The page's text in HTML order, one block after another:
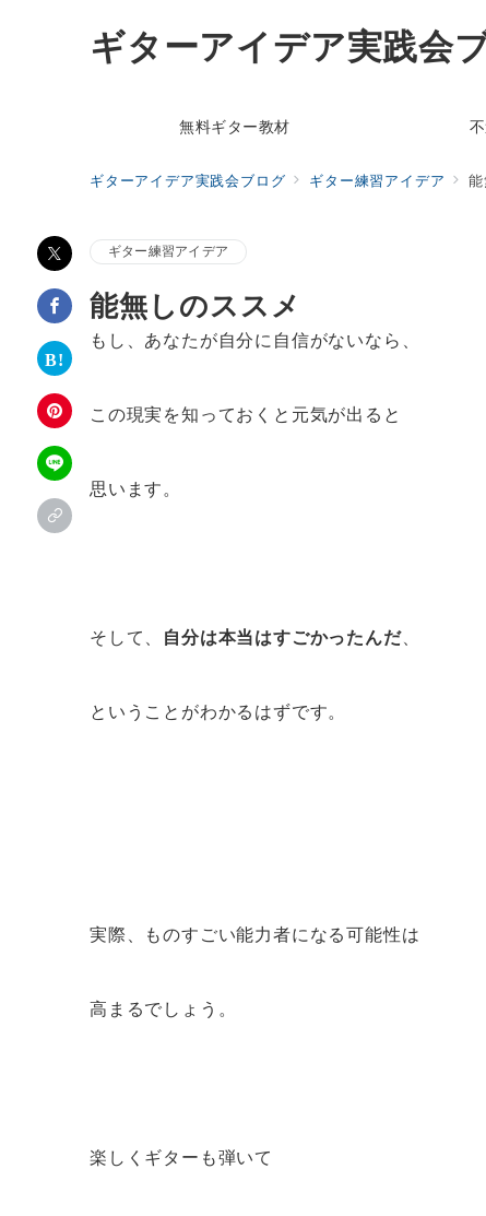
ギターアイデア実践会
無料ギター教材
ギターアイデア実践会ブログ ギター練習アイデア 能
ギター練習アイデア
能無しのススメ
もし、あなたが自分に自信がないなら、
この現実を知っておくと元気が出ると
思います。
そして、 自分は本当はすごかったんだ、
ということがわかるはずです。
実際、ものすごい能力者になる可能性は
高まるでしょう。
楽しくギターも弾いて